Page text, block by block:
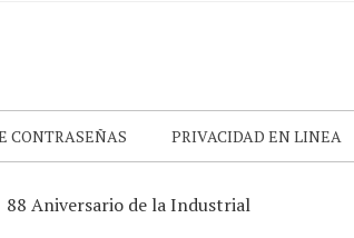
CONTRASEÑAS PRIVACIDAD EN LINEA
88 Aniversario de la Industrial